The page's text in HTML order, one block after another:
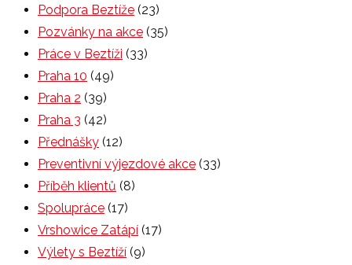
Podpora Beztíže (23)
Pozvánky na akce (35)
Práce v Beztíži (33)
Praha 10 (49)
Praha 2 (39)
Praha 3 (42)
Přednášky (12)
Preventivní výjezdové akce (33)
Příběh klientů (8)
Spolupráce (17)
Vrshowice Zatápí (17)
Výlety s Beztíží (9)